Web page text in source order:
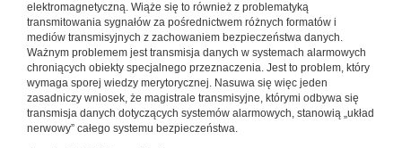
elektromagnetyczną. Wiąże się to również z problematyką
transmitowania sygnałów za pośrednictwem różnych formatów i
mediów transmisyjnych z zachowaniem bezpieczeństwa danych.
Ważnym problemem jest transmisja danych w systemach alarmowych
chroniących obiekty specjalnego przeznaczenia. Jest to problem, który
wymaga sporej wiedzy merytorycznej. Nasuwa się więc jeden
zasadniczy wniosek, że magistrale transmisyjne, którymi odbywa się
transmisja danych dotyczących systemów alarmowych, stanowią „układ
nerwowy” całego systemu bezpieczeństwa.